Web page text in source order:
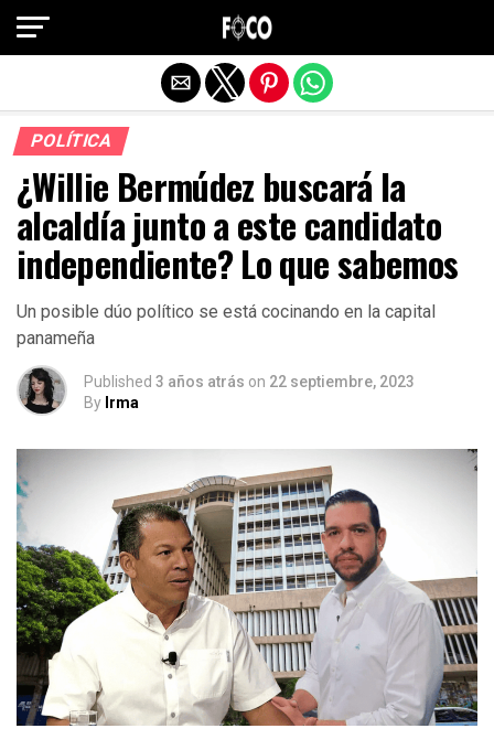
POLÍTICA
¿Willie Bermúdez buscará la
alcaldía junto a este candidato
independiente? Lo que sabemos
Un posible dúo político se está cocinando en la capital
panameña
Published 3 años atrás on 22 septiembre, 2023
By Irma
Salir de la versión móvil